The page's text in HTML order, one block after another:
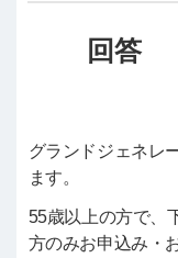
グランドジェネレ
ます。
55歳以上の方で、
方のみお申込み・